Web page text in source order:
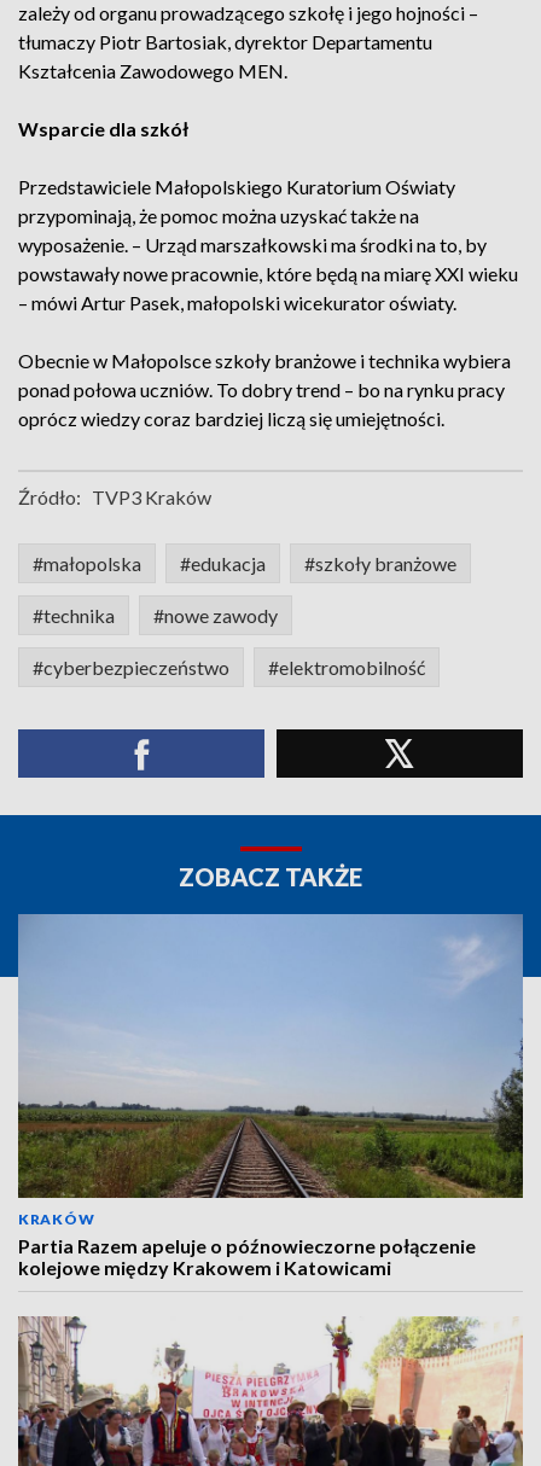
zależy od organu prowadzącego szkołę i jego hojności –
tłumaczy Piotr Bartosiak, dyrektor Departamentu
Kształcenia Zawodowego MEN.
Wsparcie dla szkół
Przedstawiciele Małopolskiego Kuratorium Oświaty
przypominają, że pomoc można uzyskać także na
wyposażenie. – Urząd marszałkowski ma środki na to, by
powstawały nowe pracownie, które będą na miarę XXI wieku
– mówi Artur Pasek, małopolski wicekurator oświaty.
Obecnie w Małopolsce szkoły branżowe i technika wybiera
ponad połowa uczniów. To dobry trend – bo na rynku pracy
oprócz wiedzy coraz bardziej liczą się umiejętności.
Źródło: TVP3 Kraków
#małopolska #edukacja #szkoły branżowe
#technika #nowe zawody
#cyberbezpieczeństwo #elektromobilność
ZOBACZ TAKŻE
KRAKÓW
Partia Razem apeluje o późnowieczorne połączenie
kolejowe między Krakowem i Katowicami